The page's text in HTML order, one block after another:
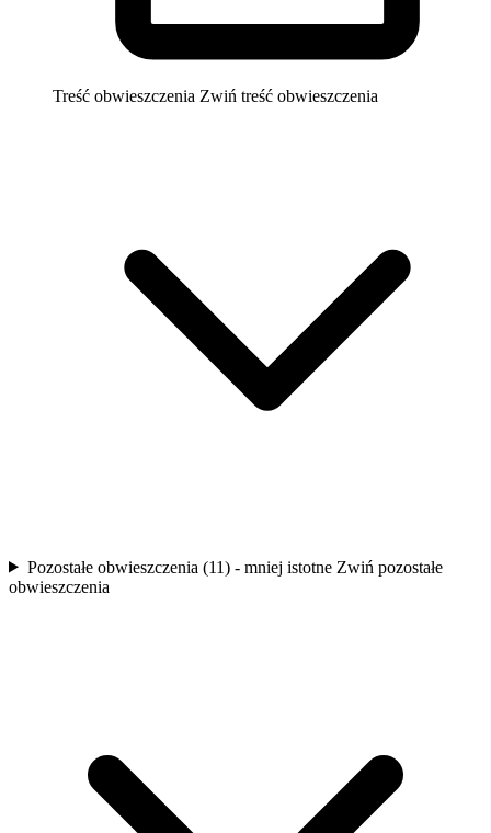
Treść obwieszczenia Zwiń treść obwieszczenia
Pozostałe obwieszczenia (11) - mniej istotne Zwiń pozostałe
obwieszczenia